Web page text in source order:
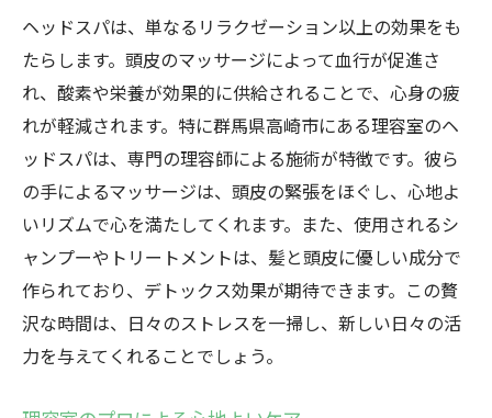
ヘッドスパは、単なるリラクゼーション以上の効果をも
たらします。頭皮のマッサージによって血行が促進さ
れ、酸素や栄養が効果的に供給されることで、心身の疲
れが軽減されます。特に群馬県高崎市にある理容室のヘ
ッドスパは、専門の理容師による施術が特徴です。彼ら
の手によるマッサージは、頭皮の緊張をほぐし、心地よ
いリズムで心を満たしてくれます。また、使用されるシ
ャンプーやトリートメントは、髪と頭皮に優しい成分で
作られており、デトックス効果が期待できます。この贅
沢な時間は、日々のストレスを一掃し、新しい日々の活
力を与えてくれることでしょう。